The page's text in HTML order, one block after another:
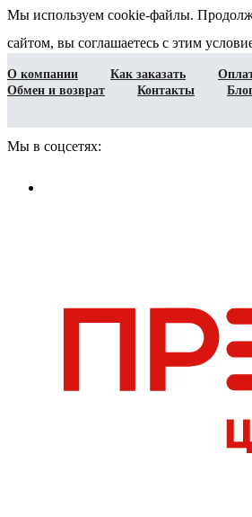
Мы используем cookie-файлы.
сайтом, вы соглашаетесь с этим
О компании Как заказать
Обмен и возврат
Контакты
Мы в соцсетях: